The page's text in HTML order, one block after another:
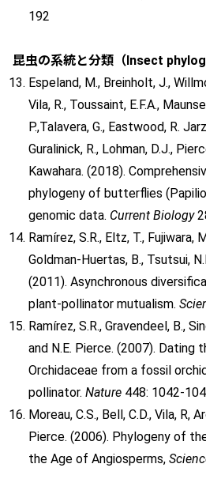
192
昆虫の系統と分類（Insect
Espeland, M., Breinholt, J.,
Vila, R., Toussaint, E.F.A.,
P.,Talavera, G., Eastwood, R.
Guralinick, R., Lohman, D.J.,
Kawahara. (2018).
phylogeny of butterflies
genomic data. Current Biology
Ramírez, S.R., Eltz, T., Fujiwara,
Goldman-Huertas, B., Tsutsui,
(2011). Asynchronous
plant-pollinator mutualism.
Ramírez, S.R., Gravendeel, B.,
and N.E. Pierce. (2007). Dating
Orchidaceae from a fossil
pollinator. Nature 448: 1042-
Moreau, C.S., Bell, C.D., Vila, R,
Pierce. (2006). Phylogeny of
the Age of Angiosperms,